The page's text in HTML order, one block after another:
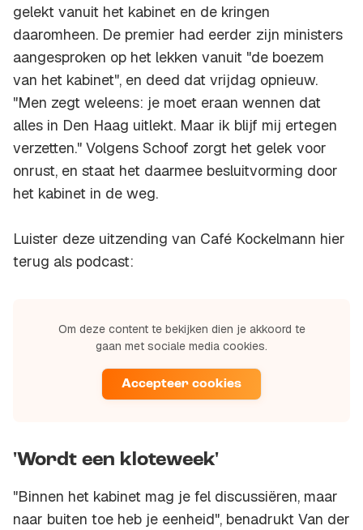
gelekt vanuit het kabinet en de kringen
daaromheen. De premier had eerder zijn ministers
aangesproken op het lekken vanuit "de boezem
van het kabinet", en deed dat vrijdag opnieuw.
"Men zegt weleens: je moet eraan wennen dat
alles in Den Haag uitlekt. Maar ik blijf mij ertegen
verzetten." Volgens Schoof zorgt het gelek voor
onrust, en staat het daarmee besluitvorming door
het kabinet in de weg.
Luister deze uitzending van Café Kockelmann hier
terug als podcast:
Om deze content te bekijken dien je akkoord te
gaan met sociale media cookies.
Accepteer cookies
'Wordt een kloteweek'
"Binnen het kabinet mag je fel discussiëren, maar
naar buiten toe heb je eenheid", benadrukt Van der